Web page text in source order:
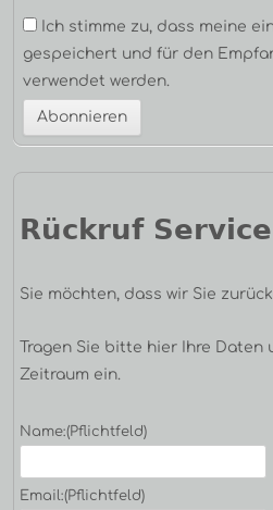
Ich stimme zu, dass meine
gespeichert und für den
verwendet werden.
Rückruf
Sie möchten, dass wir Sie
Tragen Sie bitte hier Ihre
Zeitraum ein.
Name:(Pflichtfeld)
Email:(Pflichtfeld)